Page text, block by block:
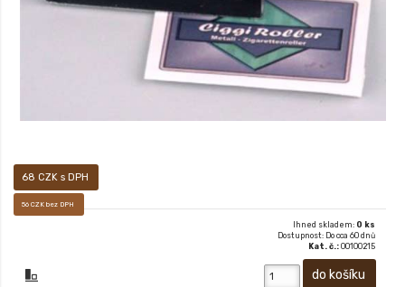
68 CZK s DPH
56 CZK bez DPH
Ihned skladem: 0 ks
Dostupnost: Do cca 60 dnů
Kat. č.: 00100215